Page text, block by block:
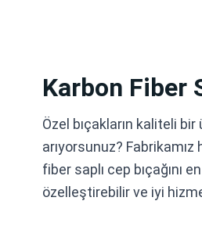
Karbon Fiber
Özel bıçakların kaliteli
arıyorsunuz?
fiber saplı cep bıçağını
özelleştirebilir ve iyi